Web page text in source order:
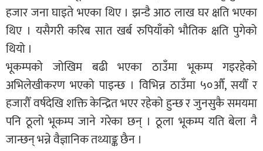
हजार जना घाइते भएका थिए । झन्डै आठ लाख घर क्षति भएका
थिए । यसैगरी करिब सात खर्ब रुपियाँको भौतिक क्षति पुगेको
थियो ।
भूकम्पको जोखिम बढी भएका ठाउँमा भूकम्प गइरहेको
अभिलेखीकरण भएको पाइन्छ । विभिन्न ठाउँमा ५०औँ, सयौँ र
हजारौँ वर्षदेखि शक्ति केन्द्रित भएर रहेको हुन्छ र जुनसुकै समयमा
पनि ठूलो भूकम्प जाने गरेका छन् । ठूला भूकम्प यति बेला नै
जान्छन् भन्ने वैज्ञानिक तथ्याङ्क छैन ।